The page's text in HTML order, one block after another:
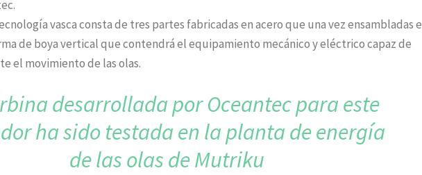
vasca consta de tres partes fabricadas en acero que una vez ensambladas
de boya vertical que contendrá el equipamiento mecánico y eléctrico capaz de
el movimiento de las olas.
desarrollada por Oceantec para este
ha sido testada en la planta de energía
de las olas de Mutriku